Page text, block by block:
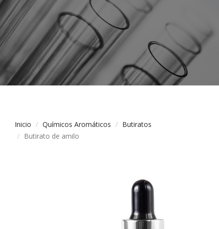
Inicio Químicos Aromáticos
Butiratos
Butirato de amilo